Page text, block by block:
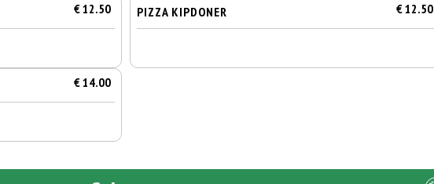
€ 12.50 PIZZA KIPDONER € 12.50
€ 14.00